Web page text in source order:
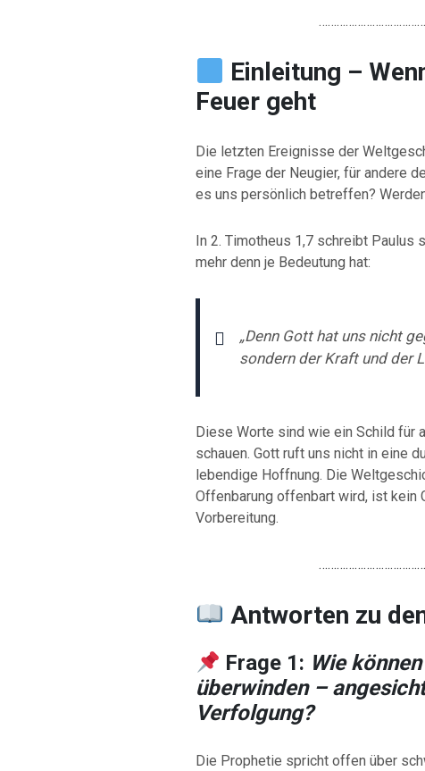
Einleitung –
Feuer geht
Die letzten Ereignisse der
eine Frage der Neugier, für andere
es uns persönlich betreffen?
In 2. Timotheus 1,7 schreibt Paulus
mehr denn je Bedeutung hat:
„Denn Gott hat uns nicht
sondern der Kraft und der
Diese Worte sind wie ein Schild für
schauen. Gott ruft uns nicht in eine
lebendige Hoffnung. Die
Offenbarung offenbart wird, ist kein
Vorbereitung.
Antworten zu
Frage 1: Wie
überwinden –
Verfolgung?
Die Prophetie spricht offen über